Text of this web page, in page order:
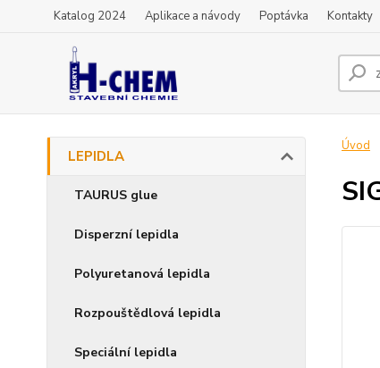
Katalog 2024 Aplikace a návody Poptávka Kontakty
LEPIDLA
TAURUS glue
Disperzní lepidla
Polyuretanová lepidla
Rozpouštědlová lepidla
Speciální lepidla
Úvod